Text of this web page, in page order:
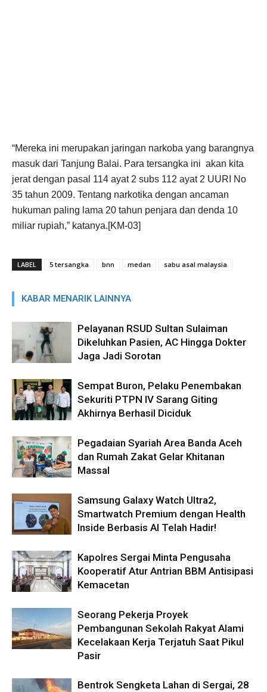
“Mereka ini merupakan jaringan narkoba yang barangnya
masuk dari Tanjung Balai. Para tersangka ini akan kita
jerat dengan pasal 114 ayat 2 subs 112 ayat 2 UURI No
35 tahun 2009. Tentang narkotika dengan ancaman
hukuman paling lama 20 tahun penjara dan denda 10
miliar rupiah,” katanya.[KM-03]
LABEL 5 tersangka bnn medan sabu asal malaysia
KABAR MENARIK LAINNYA
Pelayanan RSUD Sultan Sulaiman
Dikeluhkan Pasien, AC Hingga Dokter
Jaga Jadi Sorotan
Sempat Buron, Pelaku Penembakan
Sekuriti PTPN IV Sarang Giting
Akhirnya Berhasil Diciduk
Pegadaian Syariah Area Banda Aceh
dan Rumah Zakat Gelar Khitanan
Massal
Samsung Galaxy Watch Ultra2,
Smartwatch Premium dengan Health
Inside Berbasis AI Telah Hadir!
Kapolres Sergai Minta Pengusaha
Kooperatif Atur Antrian BBM Antisipasi
Kemacetan
Seorang Pekerja Proyek
Pembangunan Sekolah Rakyat Alami
Kecelakaan Kerja Terjatuh Saat Pikul
Pasir
Bentrok Sengketa Lahan di Sergai, 28